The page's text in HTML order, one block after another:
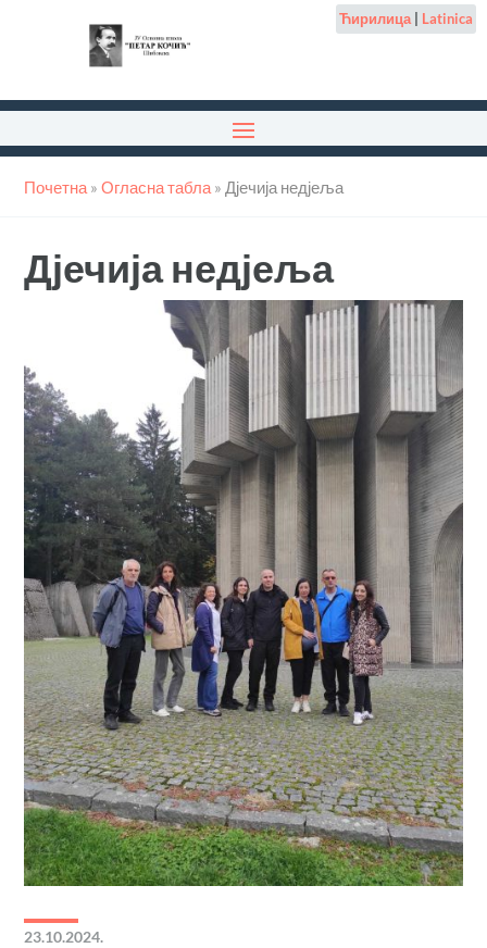
Ћирилица| Latinica
Почетна »Огласна табла » Дјечија недјеља
Дјечија недјеља
23.10.2024.